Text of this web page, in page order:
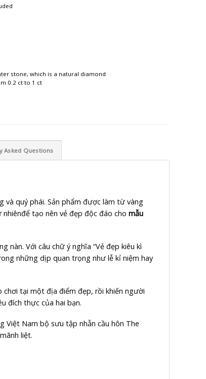
stone, which is a natural diamond
0.2 ct to 1 ct
Asked Questions
quý phái. Sản phẩm được làm từ vàng
tạo nên vẻ đẹp độc đáo cho mẫu
nàn. Với câu chữ ý nghĩa “Vẻ đẹp kiêu kì
những dịp quan trọng như lễ kỉ niệm hay
tại một địa điểm đẹp, rồi khiến người
đích thực của hai bạn.
Việt Nam bộ sưu tập nhẫn cầu hôn The
liệt.